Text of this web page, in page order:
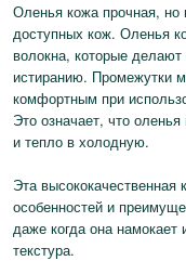
Оленья кожа прочная, но
доступных кож. Оленья
волокна, которые
истиранию. Промежутки
комфортным при
Это означает, что
и тепло в холодную.
Эта
особенностей и
даже когда она намокает
текстура.